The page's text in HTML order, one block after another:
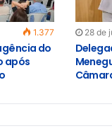
1.377
do
após
28 de